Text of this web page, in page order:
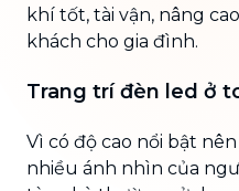
khí tốt, tài vận, nâng
khách cho gia đình.
Trang trí đèn led ở
Vì có độ cao nổi bật
nhiều ánh nhìn của